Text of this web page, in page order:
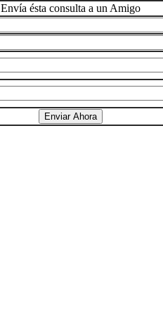
Envía ésta consulta a un Amigo